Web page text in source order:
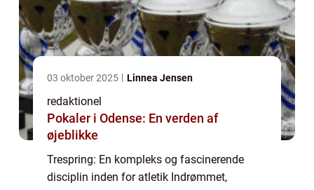
03 oktober 2025 Linnea Jensen
redaktionel
Pokaler i Odense: En verden af
øjeblikke
Trespring: En kompleks og fascinerende
disciplin inden for atletik Indrømmet,